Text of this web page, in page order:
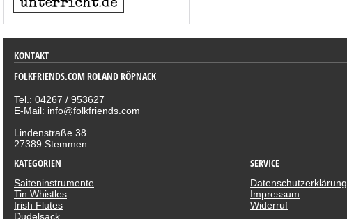
KONTAKT
FOLKFRIENDS.COM ROLAND RÖPNACK
Tel.: 04267 / 953627
E-Mail: info@folkfriends.com
Lindenstraße 38
27389 Stemmen
KATEGORIEN
Saiteninstrumente
Tin Whistles
Irish Flutes
Dudelsack
SERVICE
Datenschutzerklärung
Impressum
Widerruf